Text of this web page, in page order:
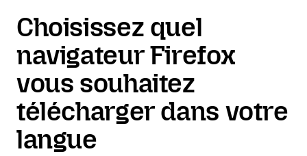
Choisissez quel
navigateur Firefox
vous souhaitez
télécharger dans votre
langue